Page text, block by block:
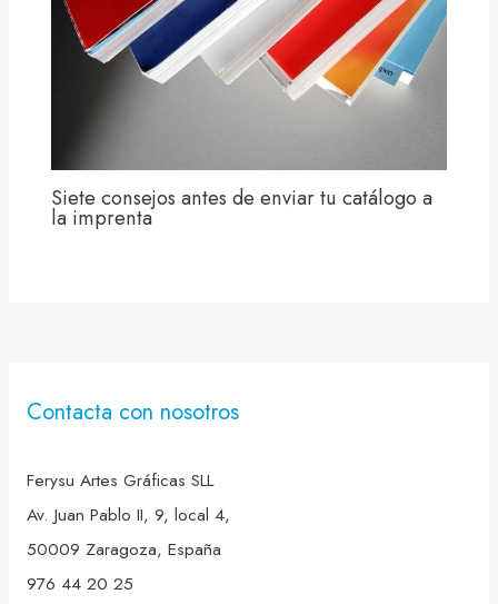
Siete consejos antes de enviar tu catálogo a
la imprenta
Contacta con nosotros
Ferysu Artes Gráficas SLL
Av. Juan Pablo II, 9, local 4,
50009 Zaragoza, España
976 44 20 25